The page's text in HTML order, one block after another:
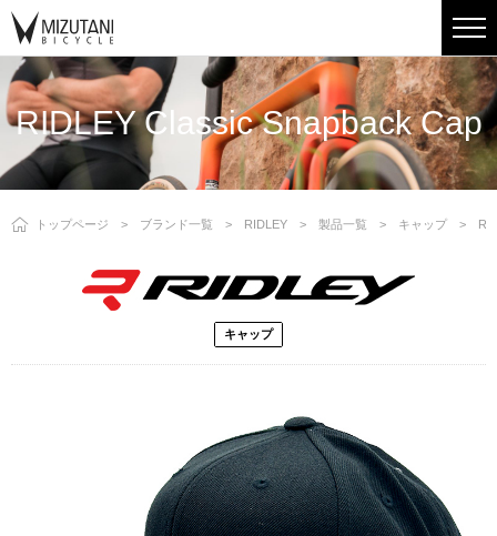
RIDLEY Classic Snapback Cap
トップページ ブランド一覧 RIDLEY 製品一覧 キャップ
キャップ